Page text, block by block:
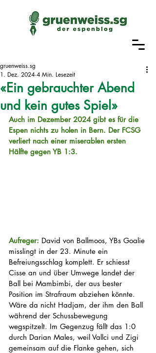
«Ein gebrauchter Abend
und kein gutes Spiel»
gruenweiss.sg
1. Dez. 2024 4 Min. Lesezeit
Auch im Dezember 2024 gibt es für die
Espen nichts zu holen in Bern. Der FCSG
verliert nach einer miserablen ersten
Hälfte gegen YB 1:3.
Aufreger: David von Ballmoos, YBs Goalie
misslingt in der 23. Minute ein
Befreiungsschlag komplett. Er schiesst
Cisse an und über Umwege landet der
Ball bei Mambimbi, der aus bester
Position im Strafraum abziehen könnte.
Wäre da nicht Hadjam, der ihm den Ball
während der Schussbewegung
wegspitzelt. Im Gegenzug fällt das 1:0
durch Darian Males, weil Vallci und Zigi
gemeinsam auf die Flanke gehen, sich